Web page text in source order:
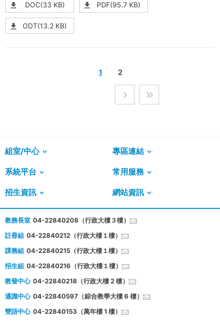
DOC(33 KB) PDF(95.7 KB)
ODT(13.2 KB)
1 2
組室/中心 專區連結
系統平台 常用服務
招生資訊 網站資訊
教務長室 04-22840208（行政大樓３樓）
註冊組 04-22840212（行政大樓１樓）
課務組 04-22840215（行政大樓１樓）
招生組 04-22840216（行政大樓１樓）
教發中心 04-22840218（行政大樓 2 樓）
通識中心 04-22840597（綜合教學大樓 6 樓）
雙語中心 04-22840153（萬年樓 1 樓）